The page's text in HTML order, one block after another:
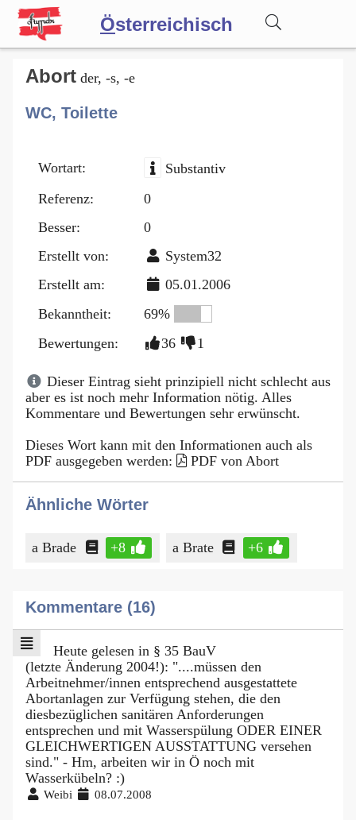
Österreichisch
Wörterbuch
Forum
Blog
Abort der, -s, -e
WC, Toilette
Wortart:
Substantiv
Referenz:
0
Besser:
0
Erstellt von:
System32
Erstellt am:
05.01.2006
Bekanntheit:
69%
Bewertungen:
36 1
Dieser Eintrag sieht prinzipiell nicht schlecht aus
aber es ist noch mehr Information nötig. Alles
Kommentare und Bewertungen sehr erwünscht.
Dieses Wort kann mit den Informationen auch als
PDF ausgegeben werden:
PDF von Abort
Ähnliche Wörter
a Brade +8 a Brate +6
Kommentare (16)
Heute gelesen in § 35 BauV
(letzte Änderung 2004!): "....müssen den
Arbeitnehmer/innen entsprechend ausgestattete
Abortanlagen zur Verfügung stehen, die den
diesbezüglichen sanitären Anforderungen
entsprechen und mit Wasserspülung ODER EINER
GLEICHWERTIGEN AUSSTATTUNG versehen
sind." - Hm, arbeiten wir in Ö noch mit
Wasserkübeln? :)
Weibi 08.07.2008